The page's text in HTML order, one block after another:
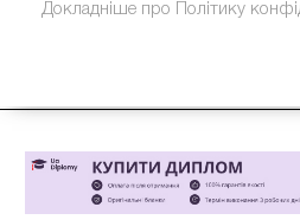
Докладніше про Політику